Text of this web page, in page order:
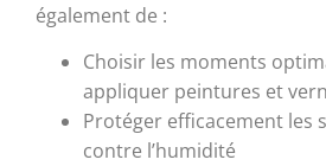
également de :
Choisir les moments
appliquer peintures et
Protéger efficacement les
contre l’humidité